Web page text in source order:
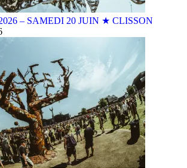
– SAMEDI 20 JUIN ★ CLISSON